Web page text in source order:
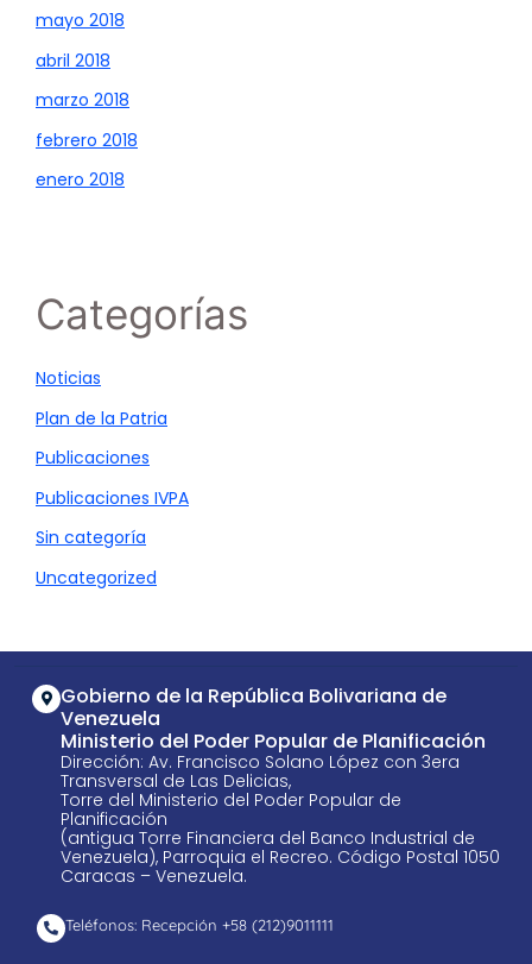
mayo 2018
abril 2018
marzo 2018
febrero 2018
enero 2018
Categorías
Noticias
Plan de la Patria
Publicaciones
Publicaciones IVPA
Sin categoría
Uncategorized
Gobierno de la República Bolivariana de
Venezuela
Ministerio del Poder Popular de Planificación
Dirección: Av. Francisco Solano López con 3era
Transversal de Las Delicias,
Torre del Ministerio del Poder Popular de
Planificación
(antigua Torre Financiera del Banco Industrial de
Venezuela), Parroquia el Recreo. Código Postal 1050
Caracas – Venezuela.
Teléfonos: Recepción +58 ​(212)9011111